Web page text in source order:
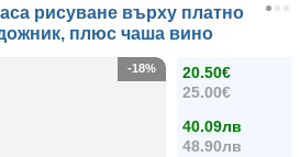
рисуване върху платно
плюс чаша вино
20.50€
25.00€
40.09лв
48.90лв
-18%